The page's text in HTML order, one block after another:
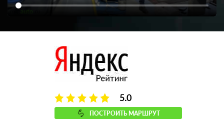
5.0
ПОСТРОИТЬ МАРШРУТ